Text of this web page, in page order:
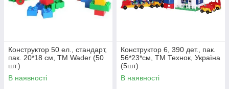
Конструктор 50 ел., стандарт,
пак. 20*18 см, ТМ Wader (50
шт.)
В наявності
Конструктор 6, 390 дет., пак.
56*23*см, ТМ Технок, Україна
(5шт)
В наявності